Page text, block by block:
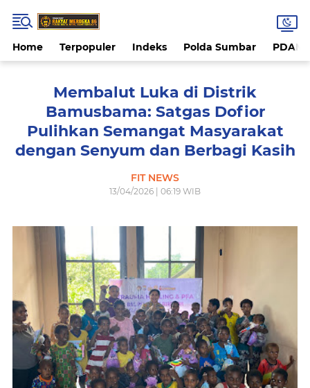
Home Terpopuler Indeks Polda Sumbar PDAM
Membalut Luka di Distrik
Bamusbama: Satgas Dofior
Pulihkan Semangat Masyarakat
dengan Senyum dan Berbagi Kasih
FIT NEWS
13/04/2026 | 06:19 WIB